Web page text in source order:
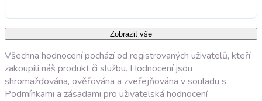
Zobrazit vše
Všechna hodnocení pochází od registrovaných uživatelů, kteří
zakoupili náš produkt či službu. Hodnocení jsou
shromažďována, ověřována a zveřejňována v souladu s
Podmínkami a zásadami pro uživatelská hodnocení